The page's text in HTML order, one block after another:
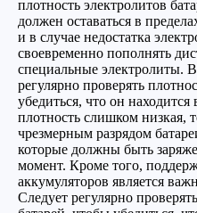
плотность электролитов
должен оставаться в
и в случае недостатка
своевременно пополнять
специальные электролиты.
регулярно проверять
убедиться, что он
плотность слишком низкая,
чрезмерным разрядом
которые должны быть
момент. Кроме того,
аккумуляторов является
Следует регулярно